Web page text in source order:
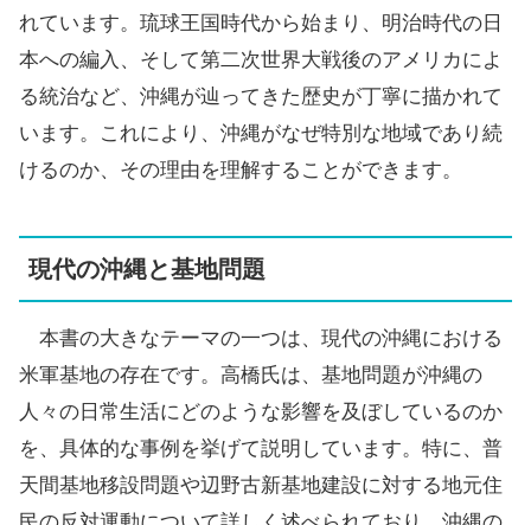
れています。琉球王国時代から始まり、明治時代の日
本への編入、そして第二次世界大戦後のアメリカによ
る統治など、沖縄が辿ってきた歴史が丁寧に描かれて
います。これにより、沖縄がなぜ特別な地域であり続
けるのか、その理由を理解することができます。
現代の沖縄と基地問題
本書の大きなテーマの一つは、現代の沖縄における
米軍基地の存在です。高橋氏は、基地問題が沖縄の
人々の日常生活にどのような影響を及ぼしているのか
を、具体的な事例を挙げて説明しています。特に、普
天間基地移設問題や辺野古新基地建設に対する地元住